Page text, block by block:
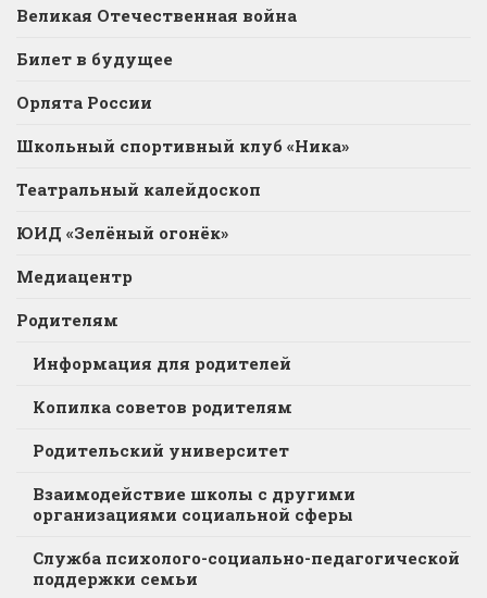
Великая Отечественная война
Билет в будущее
Орлята России
Школьный спортивный клуб «Ника»
Театральный калейдоскоп
ЮИД «Зелёный огонёк»
Медиацентр
Родителям
Информация для родителей
Копилка советов родителям
Родительский университет
Взаимодействие школы с другими
организациями социальной сферы
Служба психолого-социально-педагогической
поддержки семьи